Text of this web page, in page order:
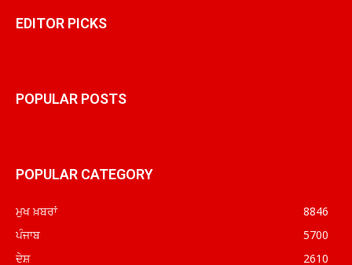
EDITOR PICKS
POPULAR POSTS
POPULAR CATEGORY
ਮੁਖ ਖ਼ਬਰਾਂ
8846
ਪੰਜਾਬ
5700
ਦੇਸ਼
2610